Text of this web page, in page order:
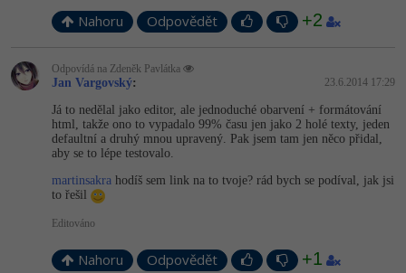
Nahoru Odpovědět +2
Odpovídá na Zdeněk Pavlátka
Jan Vargovský: 23.6.2014 17:29
Já to nedělal jako editor, ale jednoduché obarvení + formátování
html, takže ono to vypadalo 99% času jen jako 2 holé texty, jeden
defaultní a druhý mnou upravený. Pak jsem tam jen něco přidal,
aby se to lépe testovalo.
martinsakra hodíš sem link na to tvoje? rád bych se podíval, jak jsi
to řešil
Editováno
Nahoru Odpovědět +1